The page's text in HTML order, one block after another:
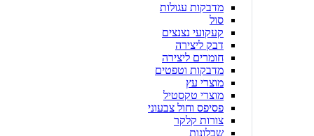
מדבקות עגולות
סול
קעקועי נצנצים
דבק ליצירה
חומרים ליצירה
מדבקות וטפטים
מוצרי עץ
מוצרי טקסטיל
פסיפס וחול צבעוני
צורות קלקר
שבלונות